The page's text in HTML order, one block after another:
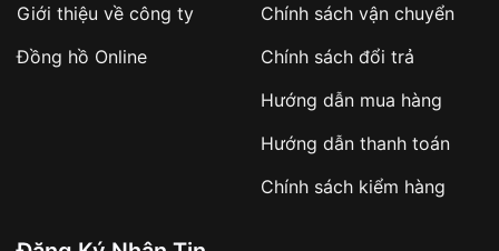
hàng
Số tiền còn lại thanh toán khi nhận hàng hoặc
✔️ Đảm bảo xử lý đơn hàng nhanh chóng
✔️ Hạn chế tình trạng hủy đơn không mong
Giới thiệu về công ty
Đồng hồ Online
Chính sách vận chuyển
Chính sách đổi trả
Hướng dẫn mua hàng
Hướng dẫn thanh toán
Chính sách kiểm hàng